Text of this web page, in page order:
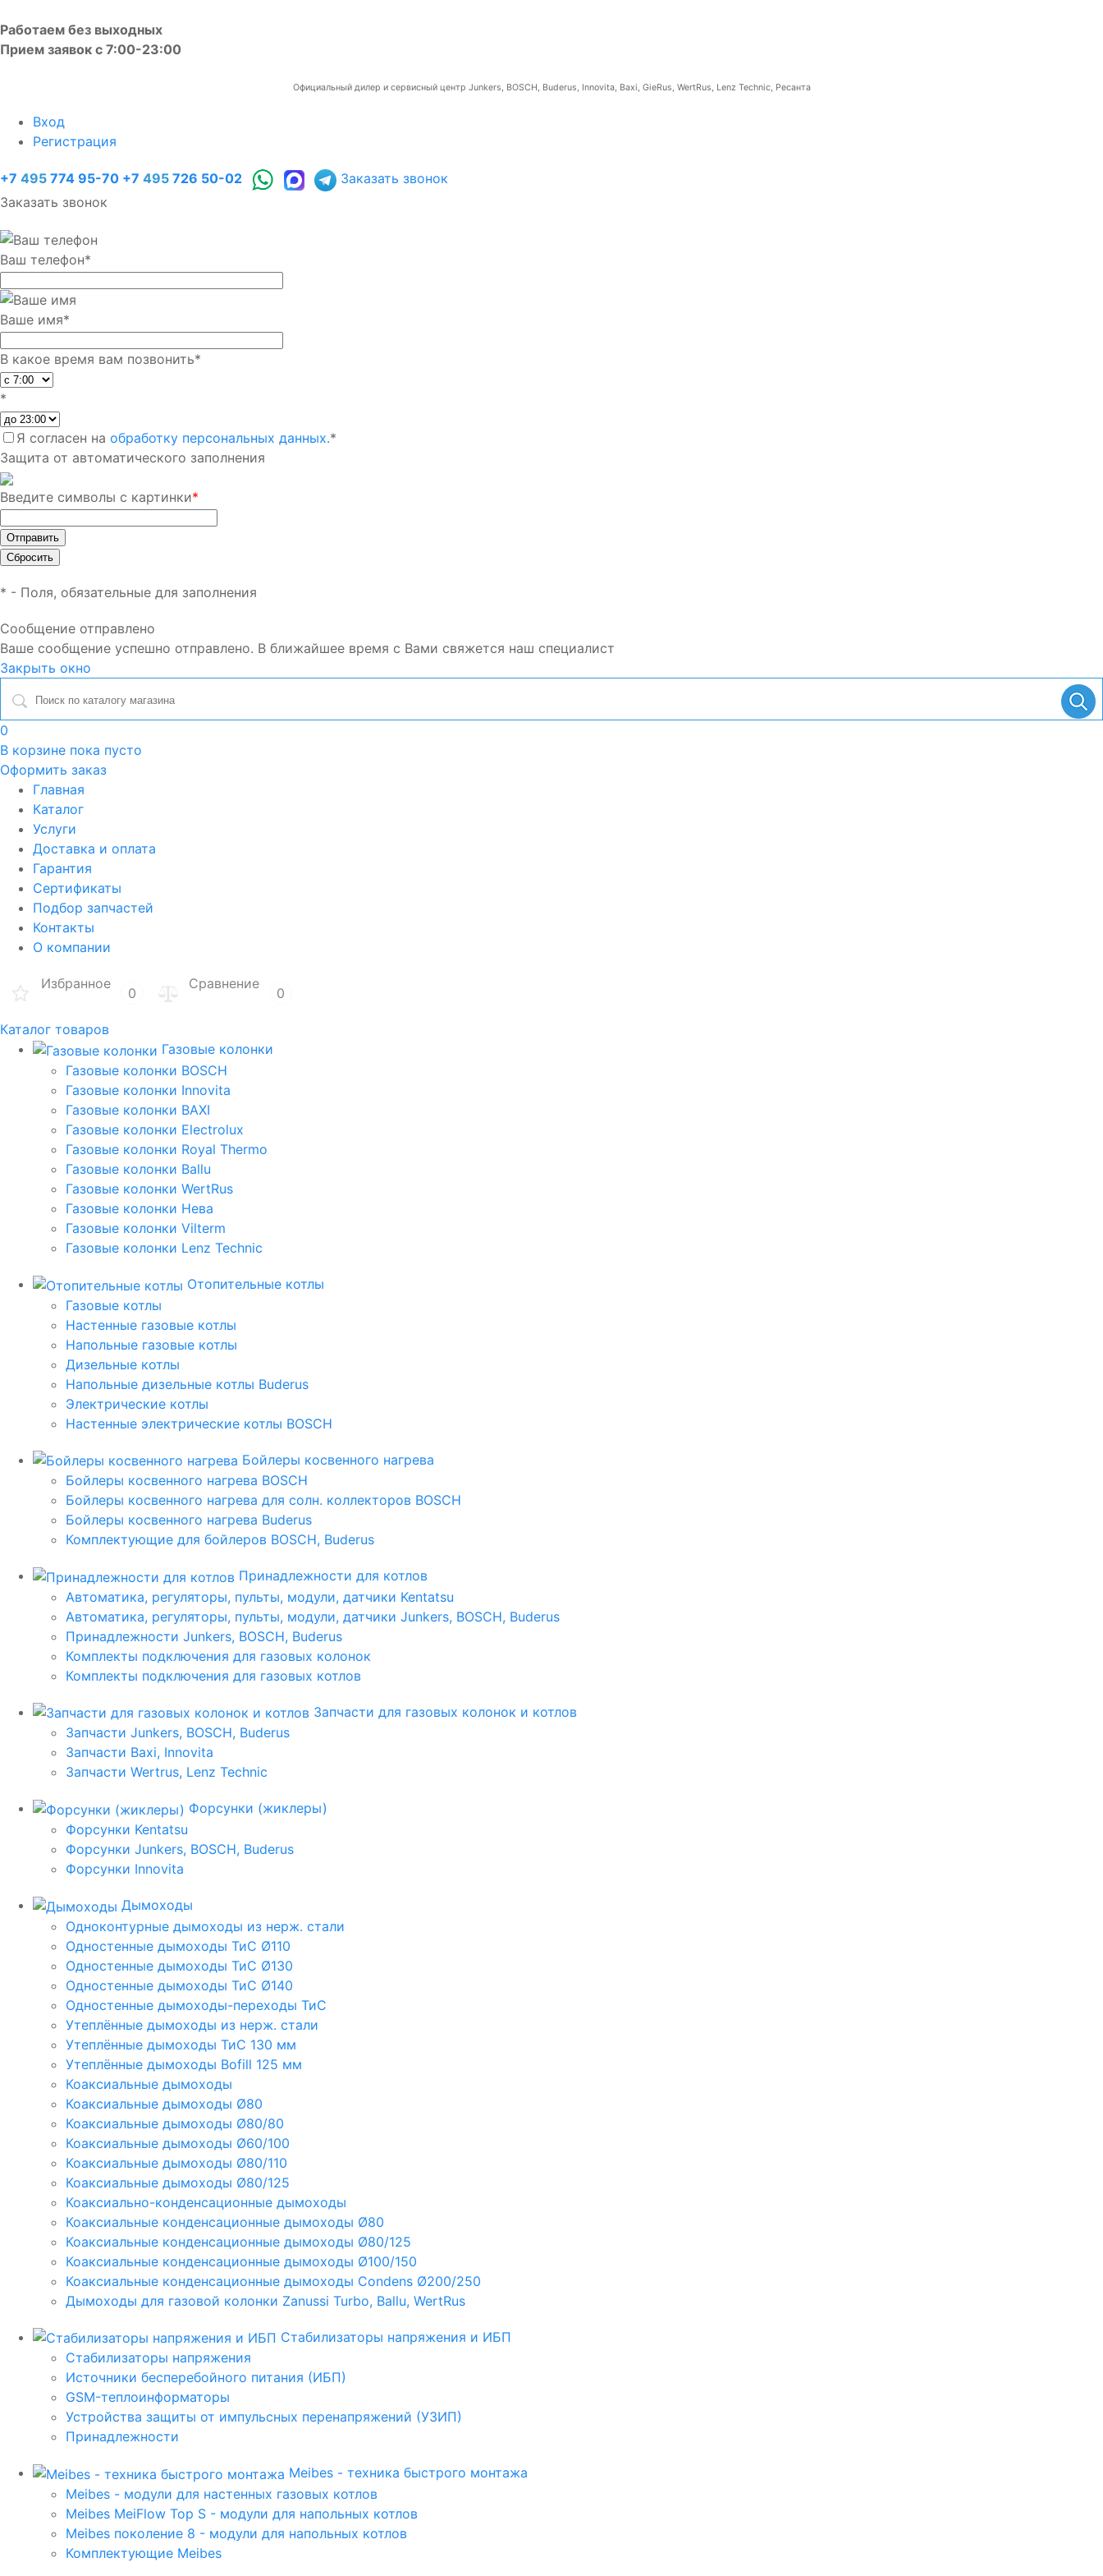
Работаем без выходных
Прием заявок с 7:00-23:00
Официальный дилер и сервисный центр Junkers, BOSCH, Buderus, Innovita, Baxi, GieRus, WertRus, Lenz Technic, Ресанта
Вход
Регистрация
+7 495 774 95-70 +7 495 726 50-02
Заказать звонок
Заказать звонок
Ваш телефон*
Ваше имя*
В какое время вам позвонить*
*
Я согласен на обработку персональных данных.*
Защита от автоматического заполнения
Введите символы с картинки*
* - Поля, обязательные для заполнения
Сообщение отправлено
Ваше сообщение успешно отправлено. В ближайшее время с Вами свяжется наш специалист
Закрыть окно
0
В корзине пока пусто
Оформить заказ
Главная
Каталог
Услуги
Доставка и оплата
Гарантия
Сертификаты
Подбор запчастей
Контакты
О компании
Избранное
0
Сравнение
0
Каталог товаров
Газовые колонки
Газовые колонки BOSCH
Газовые колонки Innovita
Газовые колонки BAXI
Газовые колонки Electrolux
Газовые колонки Royal Thermo
Газовые колонки Ballu
Газовые колонки WertRus
Газовые колонки Нева
Газовые колонки Vilterm
Газовые колонки Lenz Technic
Отопительные котлы
Газовые котлы
Настенные газовые котлы
Напольные газовые котлы
Дизельные котлы
Напольные дизельные котлы Buderus
Электрические котлы
Настенные электрические котлы BOSCH
Бойлеры косвенного нагрева
Бойлеры косвенного нагрева BOSCH
Бойлеры косвенного нагрева для солн. коллекторов BOSCH
Бойлеры косвенного нагрева Buderus
Комплектующие для бойлеров BOSCH, Buderus
Принадлежности для котлов
Автоматика, регуляторы, пульты, модули, датчики Kentatsu
Автоматика, регуляторы, пульты, модули, датчики Junkers, BOSCH, Buderus
Принадлежности Junkers, BOSCH, Buderus
Комплекты подключения для газовых колонок
Комплекты подключения для газовых котлов
Запчасти для газовых колонок и котлов
Запчасти Junkers, BOSCH, Buderus
Запчасти Baxi, Innovita
Запчасти Wertrus, Lenz Technic
Форсунки (жиклеры)
Форсунки Kentatsu
Форсунки Junkers, BOSCH, Buderus
Форсунки Innovita
Дымоходы
Одноконтурные дымоходы из нерж. стали
Одностенные дымоходы ТиС Ø110
Одностенные дымоходы ТиС Ø130
Одностенные дымоходы ТиС Ø140
Одностенные дымоходы-переходы ТиС
Утеплённые дымоходы из нерж. стали
Утеплённые дымоходы ТиС 130 мм
Утеплённые дымоходы Bofill 125 мм
Коаксиальные дымоходы
Коаксиальные дымоходы Ø80
Коаксиальные дымоходы Ø80/80
Коаксиальные дымоходы Ø60/100
Коаксиальные дымоходы Ø80/110
Коаксиальные дымоходы Ø80/125
Коаксиально-конденсационные дымоходы
Коаксиальные конденсационные дымоходы Ø80
Коаксиальные конденсационные дымоходы Ø80/125
Коаксиальные конденсационные дымоходы Ø100/150
Коаксиальные конденсационные дымоходы Condens Ø200/250
Дымоходы для газовой колонки Zanussi Turbo, Ballu, WertRus
Стабилизаторы напряжения и ИБП
Стабилизаторы напряжения
Источники бесперебойного питания (ИБП)
GSM-теплоинформаторы
Устройства защиты от импульсных перенапряжений (УЗИП)
Принадлежности
Meibes - техника быстрого монтажа
Meibes - модули для настенных газовых котлов
Meibes MeiFlow Top S - модули для напольных котлов
Meibes поколение 8 - модули для напольных котлов
Комплектующие Meibes